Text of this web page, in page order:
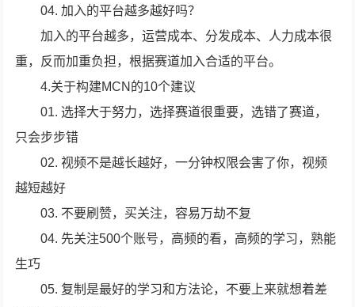
04. 加入的平台越多越好吗？
加入的平台越多，运营成本、分发成本、人力成本很
重，反而加重负担，根据赛道加入合适的平台。
4.关于构建MCN的10个建议
01. 选择大于努力，选择赛道很重要，选错了赛道，
只会步步错
02. 视频不是越长越好，一分钟权限会害了你，视频
越短越好
03. 不要刷赞，买关注，容易万劫不复
04. 先关注500个账号，高频的看，高频的学习，熟能
生巧
05. 复制是最好的学习和方法论，不要上来就想着差